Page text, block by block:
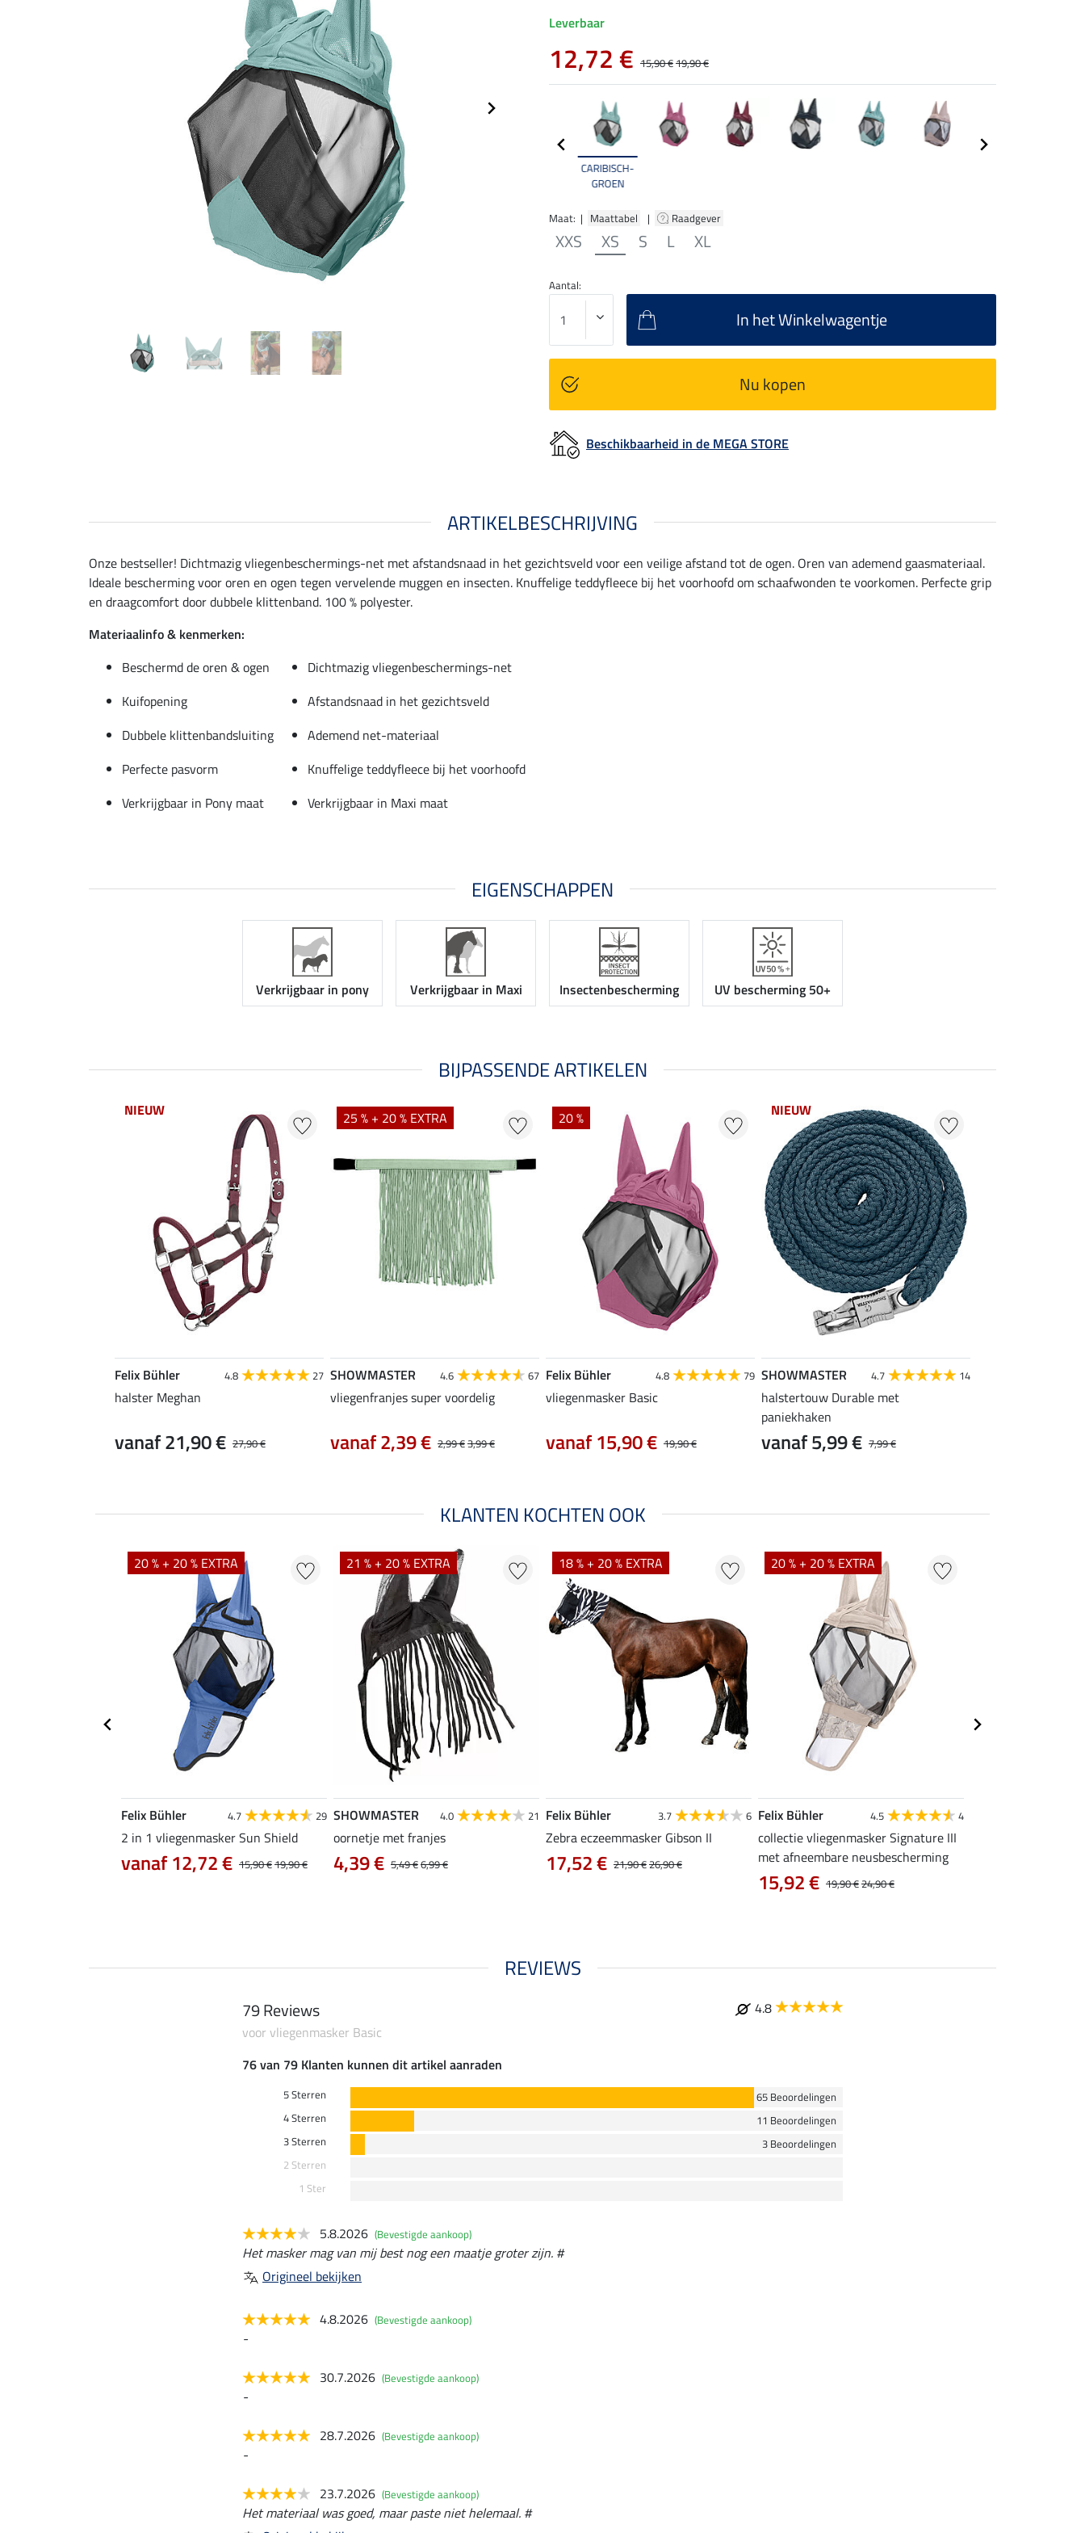
CARIBISCH-
GROEN
Maat: | Maattabel | Raadgever
XXS XS S L XL
Leverbaar
12,72 € 15,90 €19,90 €
Aantal:
In het Winkelwagentje
Nu kopen
Beschikbaarheid in de MEGA STORE
ARTIKELBESCHRIJVING
Onze bestseller! Dichtmazig vliegenbeschermings-net met afstandsnaad in het gezichtsveld voor een veilige afstand tot de ogen. Oren van ademend gaasmateriaal.
Ideale bescherming voor oren en ogen tegen vervelende muggen en insecten. Knuffelige teddyfleece bij het voorhoofd om schaafwonden te voorkomen. Perfecte grip
en draagcomfort door dubbele klittenband. 100 % polyester.
Materiaalinfo & kenmerken:
Beschermd de oren & ogen
Dichtmazig vliegenbeschermings-net
Kuifopening
Afstandsnaad in het gezichtsveld
Dubbele klittenbandsluiting
Ademend net-materiaal
Perfecte pasvorm
Knuffelige teddyfleece bij het voorhoofd
Verkrijgbaar in Pony maat
Verkrijgbaar in Maxi maat
EIGENSCHAPPEN
Verkrijgbaar in pony Verkrijgbaar in Maxi Insectenbescherming UV bescherming 50+
BIJPASSENDE ARTIKELEN
NIEUW
Felix Bühler 4.8 27
halster Meghan
27,90 €
vanaf 21,90 €
25 % + 20 % EXTRA
SHOWMASTER 4.6 67
vliegenfranjes super voordelig
2,99 €3,99 €
vanaf 2,39 €
20 %
Felix Bühler 4.8 79
vliegenmasker Basic
19,90 €
vanaf 15,90 €
NIEUW
SHOWMASTER 4.7 14
halstertouw Durable met
paniekhaken
7,99 €
vanaf 5,99 €
KLANTEN KOCHTEN OOK
20 % + 20 % EXTRA
Felix Bühler 4.7 29
2 in 1 vliegenmasker Sun Shield
15,90 €19,90 €
vanaf 12,72 €
21 % + 20 % EXTRA
SHOWMASTER 4.0 21
oornetje met franjes
5,49 €6,99 €
4,39 €
18 % + 20 % EXTRA
Felix Bühler 3.7 6
Zebra eczeemmasker Gibson II
21,90 €26,90 €
17,52 €
20 % + 20 % EXTRA
Felix Bühler 4.5 4
collectie vliegenmasker Signature III
met afneembare neusbescherming
19,90 €24,90 €
15,92 €
REVIEWS
79 Reviews
4.8
voor vliegenmasker Basic
76 van 79 Klanten kunnen dit artikel aanraden
5 Sterren
65 Beoordelingen
4 Sterren
11 Beoordelingen
3 Sterren
3 Beoordelingen
2 Sterren
1 Ster
5.8.2026 (Bevestigde aankoop)
Het masker mag van mij best nog een maatje groter zijn. #
Origineel bekijken
4.8.2026 (Bevestigde aankoop)
-
30.7.2026 (Bevestigde aankoop)
-
28.7.2026 (Bevestigde aankoop)
-
23.7.2026 (Bevestigde aankoop)
Het materiaal was goed, maar paste niet helemaal. #